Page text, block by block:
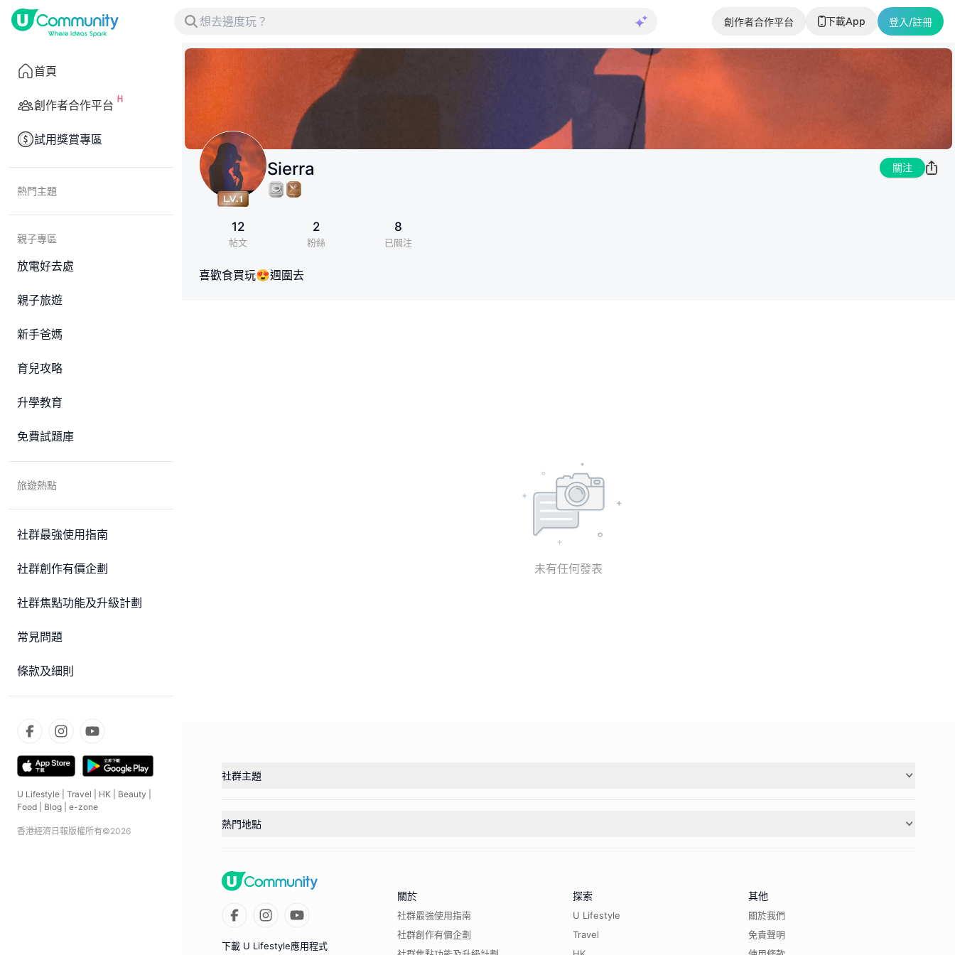
創作者合作平台 下載App 登入/註冊
首頁
創作者合作平台
試用獎賞專區
熱門主題
親子專區
放電好去處
親子旅遊
新手爸媽
育兒攻略
升學教育
免費試題庫
旅遊熱點
社群最強使用指南
社群創作有價企劃
社群焦點功能及升級計劃
常見問題
條款及細則
U Lifestyle Travel HK Beauty
Food
Blog e-zone
香港經濟日報版權所有©2026
Sierra 關注
12
帖文
2
粉絲
8
已關注
喜歡食買玩😍週圍去
未有任何發表
社群主題
熱門地點
下載 U Lifestyle應用程式
關於
社群最強使用指南
社群創作有價企劃
探索
U Lifestyle
Travel
其他
關於我們
免責聲明